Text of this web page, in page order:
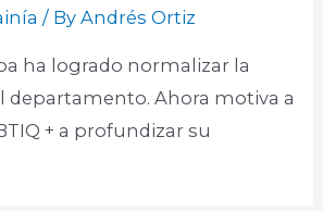
/ ByAndrés Ortiz
ha logrado normalizar la
departamento. Ahora motiva a
+ a profundizar su